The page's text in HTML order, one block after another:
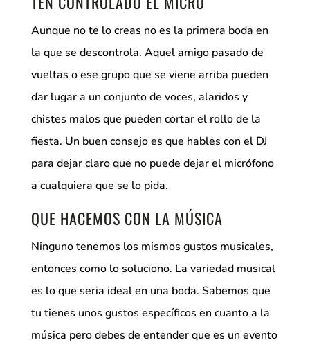
Aunque no te lo creas no es la primera boda en
la que se descontrola. Aquel amigo pasado de
vueltas o ese grupo que se viene arriba pueden
dar lugar a un conjunto de voces, alaridos y
chistes malos que pueden cortar el rollo de la
fiesta. Un buen consejo es que hables con el DJ
para dejar claro que no puede dejar el micrófono
a cualquiera que se lo pida.
QUE HACEMOS CON LA MÚSICA
Ninguno tenemos los mismos gustos musicales,
entonces como lo soluciono. La variedad musical
es lo que seria ideal en una boda. Sabemos que
tu tienes unos gustos específicos en cuanto a la
música pero debes de entender que es un evento